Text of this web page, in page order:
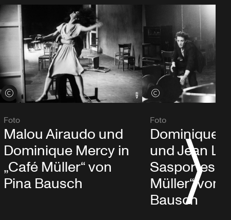
Credits öffnen
Foto
Malou Airaudo und
Dominique Mercy in
„Café Müller“ von
Pina Bausch
Credits öffnen
Foto
Dominique
und Jean
Sasportes in
Müller“ von
Bausch